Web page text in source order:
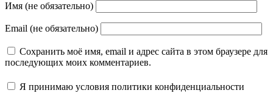
Имя (не обязательно)
Email (не обязательно)
Сохранить моё имя, email и адрес сайта в этом браузере для
последующих моих комментариев.
Я принимаю условия политики конфиденциальности